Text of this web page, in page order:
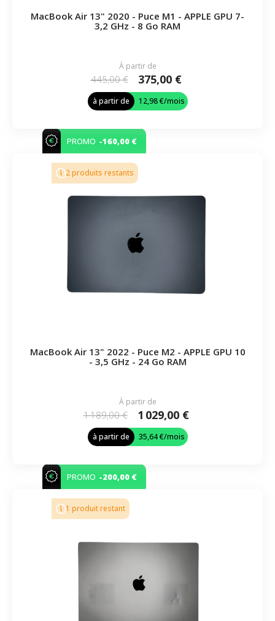
MacBook Air 13" 2020 - Puce M1 - APPLE GPU 7-
3,2 GHz - 8 Go RAM
À partir de
445,00 € 375,00 €
à partir de 12,98 €/mois
PROMO -160,00 €
2 produits restants
MacBook Air 13" 2022 - Puce M2 - APPLE GPU 10
- 3,5 GHz - 24 Go RAM
À partir de
1 189,00 € 1 029,00 €
à partir de 35,64 €/mois
PROMO -200,00 €
1 produit restant